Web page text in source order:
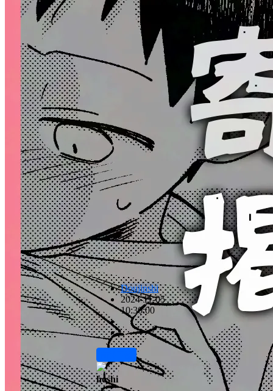
Doujinshi
2024-11-05
10:30:00
hoshi